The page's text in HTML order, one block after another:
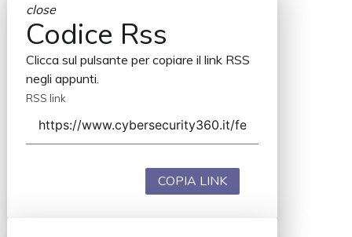
close
Codice Rss
Clicca sul pulsante per copiare il link RSS
negli appunti.
RSS link
COPIA LINK